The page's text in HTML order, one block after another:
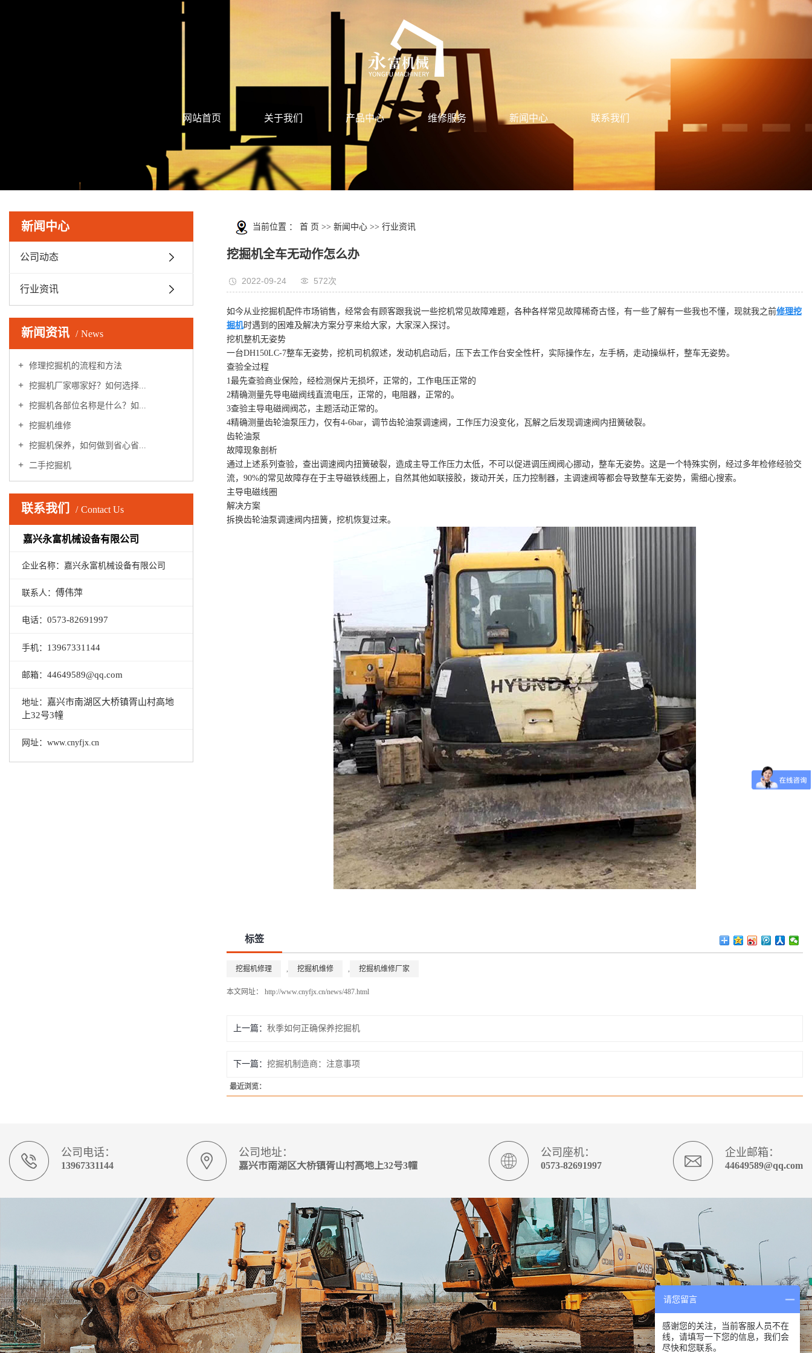
网站首页 关于我们 产品中心 维修服务 新闻中心 联系我们
新闻中心
公司动态
行业资讯
新闻资讯 News
修理挖掘机的流程和方法
挖掘机厂家哪家好？如何选择...
挖掘机各部位名称是什么？如...
挖掘机维修
挖掘机保养，如何做到省心省...
二手挖掘机
联系我们 Contact Us
嘉兴永富机械设备有限公司
企业名称：嘉兴永富机械设备有限公司
联系人： 傅伟萍
电话： 0573-82691997
手机： 13967331144
邮箱： 44649589@qq.com
地址： 嘉兴市南湖区大桥镇胥山村高地
上32号3幢
网址：www.cnyfjx.cn
当前位置 ： 首 页 >> 新闻中心>> 行业资讯
挖掘机全车无动作怎么办
2022-09-24 572次
如今从业挖掘机配件市场销售，经常会有顾客跟我说一些挖机常见故障难题，各种各样常见故障稀奇古怪，有一些了解有一些我也不懂，现就我之前修理挖
掘机时遇到的困难及解决方案分亨来给大家，大家深入探讨。
挖机整机无姿势
一台DH150LC-7整车无姿势，挖机司机叙述，发动机启动后，压下去工作台安全性杆，实际操作左，左手柄，走动操纵杆，整车无姿势。
查验全过程
1最先查验商业保险，经检测保片无损坏，正常的，工作电压正常的
2精确测量先导电磁阀线直流电压，正常的，电阻器，正常的。
3查验主导电磁阀阀芯，主题活动正常的。
4精确测量齿轮油泵压力，仅有4-6bar，调节齿轮油泵调速阀，工作压力没变化，瓦解之后发现调速阀内扭簧破裂。
齿轮油泵
故障现象剖析
通过上述系列查验，查出调速阀内扭簧破裂，造成主导工作压力太低，不可以促进调压阀阀心挪动，整车无姿势。这是一个特殊实例，经过多年检修经验交
流，90%的常见故障存在于主导磁铁线圈上，自然其他如联接胶，拨动开关，压力控制器，主调速阀等都会导致整车无姿势，需细心搜索。
主导电磁线圈
解决方案
拆换齿轮油泵调速阀内扭簧，挖机恢复过来。
标签
挖掘机修理 挖掘机维修 挖掘机维修厂家
本文网址： http://www.cnyfjx.cn/news/487.html
上一篇： 秋季如何正确保养挖掘机
下一篇： 挖掘机制造商：注意事项
最近浏览：
公司电话：
13967331144
公司地址：
嘉兴市南湖区大桥镇胥山村高地上32号3幢
公司座机：
0573-82691997
企业邮箱：
44649589@qq.com
请您留言
感谢您的关注，当前客服人员不在
线，请填写一下您的信息，我们会
尽快和您联系。